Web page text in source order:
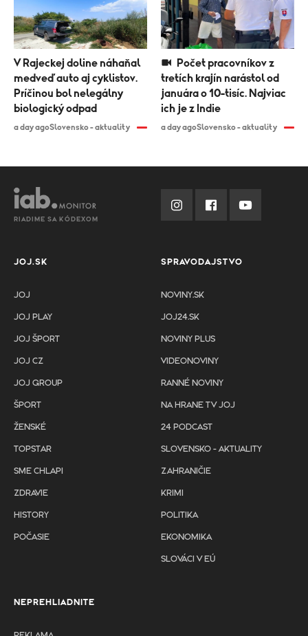
V Rajeckej doline náhaňal
medveď auto aj cyklistov.
Príčinou bol nelegálny
biologický odpad
a day agoSlovensko - aktuality
tretích krajín narástol od
januára o 10-tisíc. Najviac
ich je z Indie
a day agoSlovensko - aktuality
RIADIME SA KÓDEXOM
JOJ.SK
JOJ
JOJ PLAY
JOJ ŠPORT
JOJ CZ
JOJ GROUP
ŠPORT
ŽENSKÉ
TOPSTAR
SME CHLAPI
ZDRAVIE
HISTORY
POČASIE
SPRAVODAJSTVO
NOVINY.SK
JOJ24.SK
NOVINY PLUS
VIDEONOVINY
RANNÉ NOVINY
NA HRANE TV JOJ
24 PODCAST
SLOVENSKO - AKTUALITY
ZAHRANIČIE
KRIMI
POLITIKA
EKONOMIKA
SLOVÁCI V EÚ
NEPREHLIADNITE